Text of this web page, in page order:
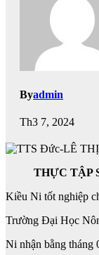
Byadmin
Th3 7, 2024
THỰC TẬP
Kiều Ni tốt nghiệp
Trường Đại Học
Ni nhận bằng tháng